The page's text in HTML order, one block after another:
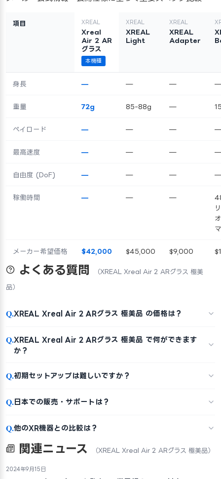
項目 XREAL
Xreal
Air 2 AR
グラス
本機種
XREAL
XREAL
Light
XREAL
XREAL
Adapter
身長 — — —
重量 72g 85-88g —
ペイロード — — —
最高速度 — — —
自由度 (DoF) — — —
稼働時間 — — —
メーカー希望価格 $42,000 $45,000 $9,000
よくある質問 （XREAL Xreal Air 2 ARグラス 極美
品）
Q.XREAL Xreal Air 2 ARグラス 極美品 の価格は？
Q.XREAL Xreal Air 2 ARグラス 極美品 で何ができます
か？
Q.初期セットアップは難しいですか？
Q.日本での販売・サポートは？
Q.他のXR機器との比較は？
関連ニュース （XREAL Xreal Air 2 ARグラス 極美品）
2024年9月15日